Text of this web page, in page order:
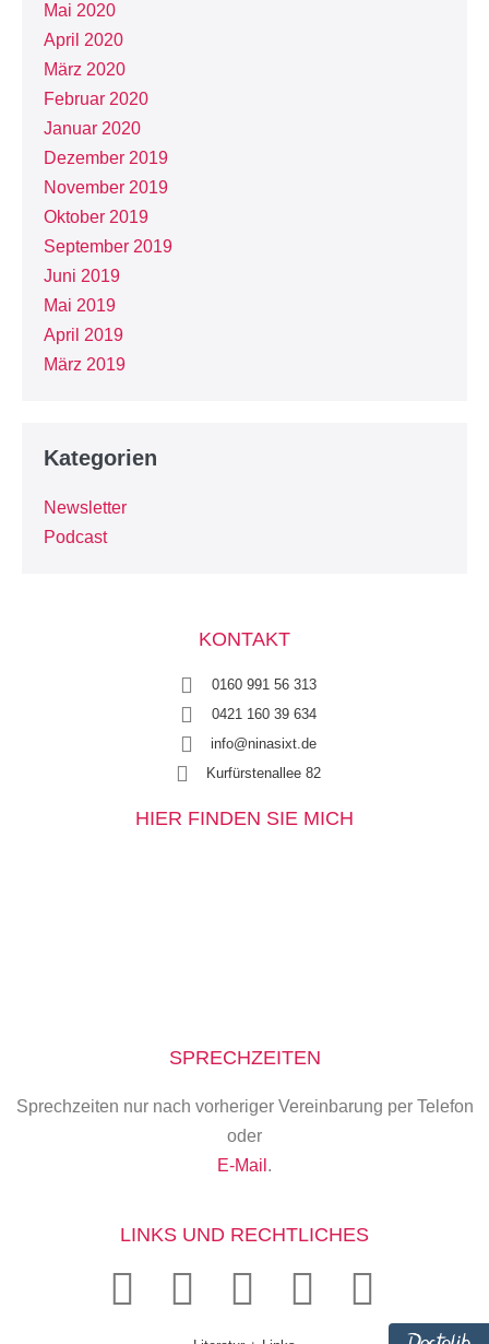
Mai 2020
April 2020
März 2020
Februar 2020
Januar 2020
Dezember 2019
November 2019
Oktober 2019
September 2019
Juni 2019
Mai 2019
April 2019
März 2019
Kategorien
Newsletter
Podcast
KONTAKT
0160 991 56 313
0421 160 39 634
info@ninasixt.de
Kurfürstenallee 82
HIER FINDEN SIE MICH
SPRECHZEITEN
Sprechzeiten nur nach vorheriger Vereinbarung per Telefon
oder
E-Mail .
LINKS UND RECHTLICHES